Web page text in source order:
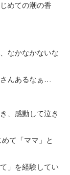
めての潮の香
なかなかないな
んあるなぁ…
、感動して泣き
て「ママ」と
」を経験してい